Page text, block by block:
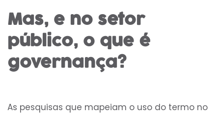
Mas, e no setor
público, o que é
governança?
As pesquisas que mapeiam o uso do termo no